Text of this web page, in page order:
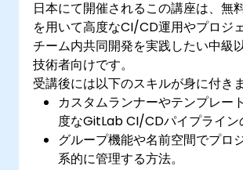
日本にて開催されるこの講座は、無
を用いて高度なCI/CD運用やプロジ
チーム内共同開発を実践したい中級
技術者向けです。
受講後には以下のスキルが身に付き
カスタムランナーやテンプレー
度なGitLab CI/CDパイプライン
グループ機能や名前空間でプロ
系的に管理する方法。